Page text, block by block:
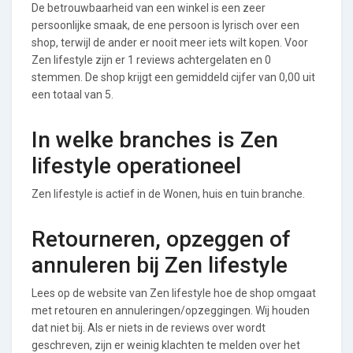
De betrouwbaarheid van een winkel is een zeer
persoonlijke smaak, de ene persoon is lyrisch over een
shop, terwijl de ander er nooit meer iets wilt kopen. Voor
Zen lifestyle zijn er 1 reviews achtergelaten en 0
stemmen. De shop krijgt een gemiddeld cijfer van 0,00 uit
een totaal van 5.
In welke branches is Zen
lifestyle operationeel
Zen lifestyle is actief in de Wonen, huis en tuin branche.
Retourneren, opzeggen of
annuleren bij Zen lifestyle
Lees op de website van Zen lifestyle hoe de shop omgaat
met retouren en annuleringen/opzeggingen. Wij houden
dat niet bij. Als er niets in de reviews over wordt
geschreven, zijn er weinig klachten te melden over het